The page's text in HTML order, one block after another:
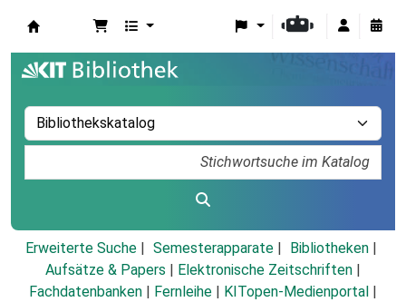
Erweiterte Suche Semesterapparate
Bibliotheken
Aufsätze & Papers
Elektronische Zeitschriften
Fachdatenbanken
Fernleihe KITopen-Medienportal